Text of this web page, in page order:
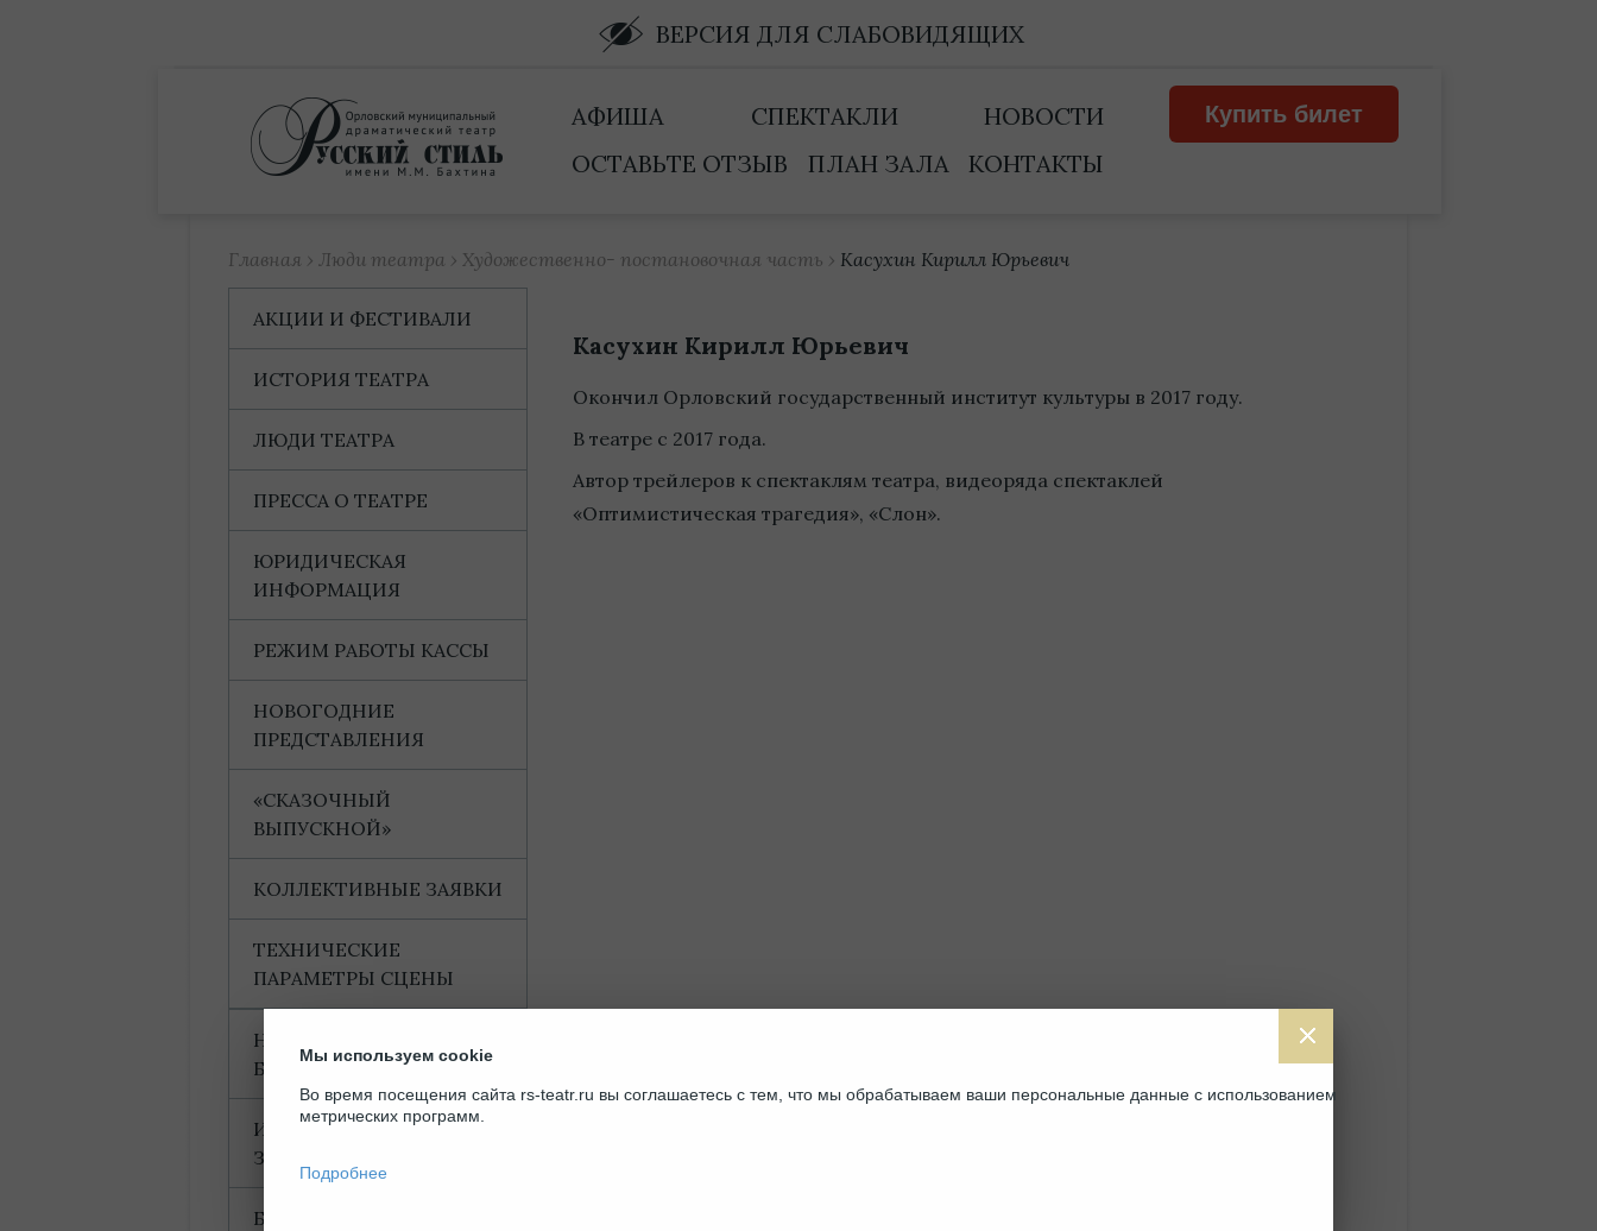
ВЕРСИЯ ДЛЯ СЛАБОВИДЯЩИХ
Купить билет
АФИША СПЕКТАКЛИ
НОВОСТИ
ОСТАВЬТЕ ОТЗЫВ
ПЛАН ЗАЛА КОНТАКТЫ
Главная › Люди театра › Художественно- постановочная часть › Касухин Кирилл Юрьевич
Касухин Кирилл Юрьевич
Окончил Орловский государственный институт культуры в 2017 году.
В театре с 2017 года.
Автор трейлеров к спектаклям театра, видеоряда спектаклей
«Оптимистическая трагедия», «Слон».
АКЦИИ И ФЕСТИВАЛИ
ИСТОРИЯ ТЕАТРА
ЛЮДИ ТЕАТРА
ПРЕССА О ТЕАТРЕ
ЮРИДИЧЕСКАЯ
ИНФОРМАЦИЯ
РЕЖИМ РАБОТЫ КАССЫ
НОВОГОДНИЕ
ПРЕДСТАВЛЕНИЯ
«СКАЗОЧНЫЙ
ВЫПУСКНОЙ»
КОЛЛЕКТИВНЫЕ ЗАЯВКИ
ТЕХНИЧЕСКИЕ
ПАРАМЕТРЫ СЦЕНЫ
НАГРАДЫ И
БЛАГОДАРНОСТИ
ИНФОРМАЦИЯ ДЛЯ
ЗРИТЕЛЕЙ
БАХТИНСКИЙ ДОМ
Мы используем cookie
Во время посещения сайта rs-teatr.ru вы соглашаетесь с тем, что мы обрабатываем ваши персональные данные с использованием
метрических программ.
Подробнее